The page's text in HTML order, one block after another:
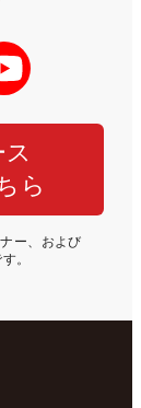
ら
ー、および
。